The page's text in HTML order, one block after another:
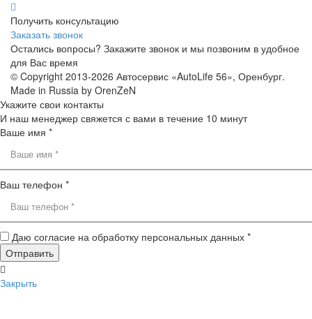
Получить консультацию
Заказать звонок
Остались вопросы? Закажите звонок и мы позвоним в удобное
для Вас время
© Copyright 2013-2026 Автосервис «AutoLife 56», Оренбург.
Made in Russia by OrenZeN
Укажите свои контакты
И наш менеджер свяжется с вами в течение 10 минут
Ваше имя *
Ваш телефон *
Даю согласие на обработку персональных данных *
Закрыть